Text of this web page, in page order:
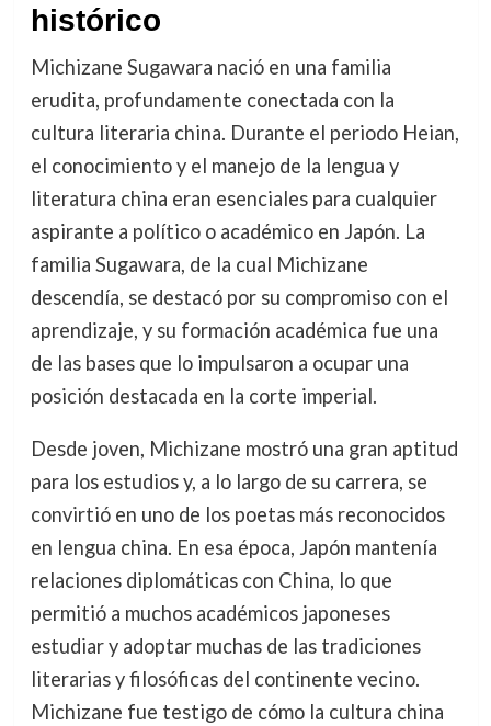
histórico
Michizane Sugawara nació en una familia
erudita, profundamente conectada con la
cultura literaria china. Durante el periodo Heian,
el conocimiento y el manejo de la lengua y
literatura china eran esenciales para cualquier
aspirante a político o académico en Japón. La
familia Sugawara, de la cual Michizane
descendía, se destacó por su compromiso con el
aprendizaje, y su formación académica fue una
de las bases que lo impulsaron a ocupar una
posición destacada en la corte imperial.
Desde joven, Michizane mostró una gran aptitud
para los estudios y, a lo largo de su carrera, se
convirtió en uno de los poetas más reconocidos
en lengua china. En esa época, Japón mantenía
relaciones diplomáticas con China, lo que
permitió a muchos académicos japoneses
estudiar y adoptar muchas de las tradiciones
literarias y filosóficas del continente vecino.
Michizane fue testigo de cómo la cultura china